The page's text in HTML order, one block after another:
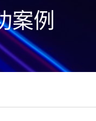
文体场馆
教育
医疗
案例